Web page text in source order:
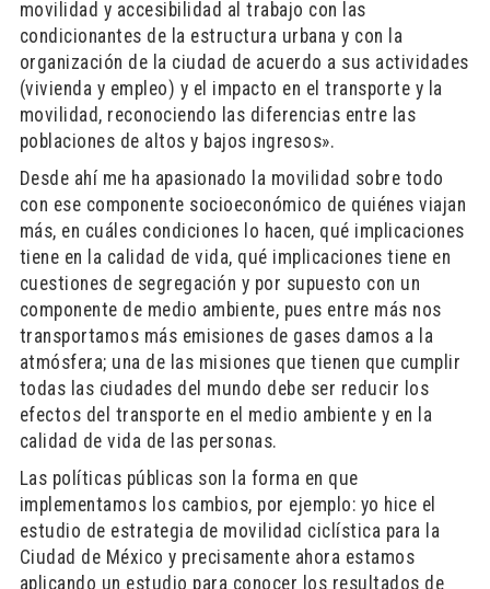
movilidad y accesibilidad al trabajo con las
condicionantes de la estructura urbana y con la
organización de la ciudad de acuerdo a sus actividades
(vivienda y empleo) y el impacto en el transporte y la
movilidad, reconociendo las diferencias entre las
poblaciones de altos y bajos ingresos».
Desde ahí me ha apasionado la movilidad sobre todo
con ese componente socioeconómico de quiénes viajan
más, en cuáles condiciones lo hacen, qué implicaciones
tiene en la calidad de vida, qué implicaciones tiene en
cuestiones de segregación y por supuesto con un
componente de medio ambiente, pues entre más nos
transportamos más emisiones de gases damos a la
atmósfera; una de las misiones que tienen que cumplir
todas las ciudades del mundo debe ser reducir los
efectos del transporte en el medio ambiente y en la
calidad de vida de las personas.
Las políticas públicas son la forma en que
implementamos los cambios, por ejemplo: yo hice el
estudio de estrategia de movilidad ciclística para la
Ciudad de México y precisamente ahora estamos
aplicando un estudio para conocer los resultados de